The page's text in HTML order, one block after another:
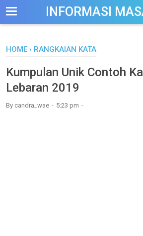
--> INFORMASI
HOME › RANGKAIAN KATA
Kumpulan Unik Contoh
Lebaran 2019
By candra_wae 5:23 pm